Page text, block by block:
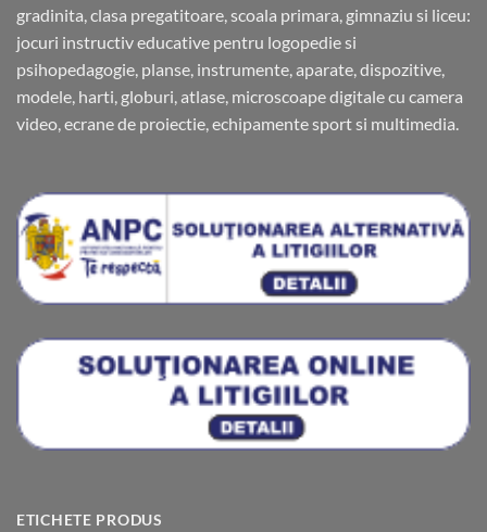
gradinita, clasa pregatitoare, scoala primara, gimnaziu si liceu:
jocuri instructiv educative pentru logopedie si
psihopedagogie, planse, instrumente, aparate, dispozitive,
modele, harti, globuri, atlase, microscoape digitale cu camera
video, ecrane de proiectie, echipamente sport si multimedia.
ETICHETE PRODUS